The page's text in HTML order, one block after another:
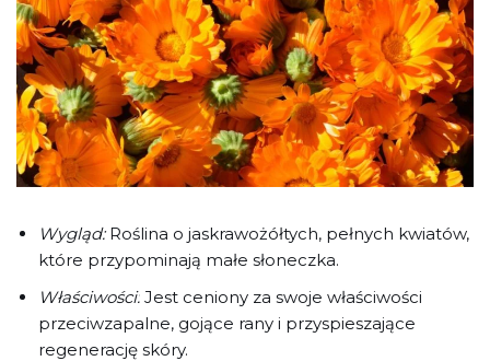
Wygląd:Roślina o jaskrawożółtych, pełnych kwiatów,
które przypominają małe słoneczka.
Właściwości: Jest ceniony za swoje właściwości
przeciwzapalne, gojące rany i przyspieszające
regenerację skóry.